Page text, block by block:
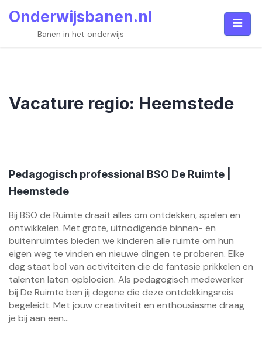
Onderwijsbanen.nl
Banen in het onderwijs
Vacature regio: Heemstede
Pedagogisch professional BSO De Ruimte |
Heemstede
Bij BSO de Ruimte draait alles om ontdekken, spelen en
ontwikkelen. Met grote, uitnodigende binnen- en
buitenruimtes bieden we kinderen alle ruimte om hun
eigen weg te vinden en nieuwe dingen te proberen. Elke
dag staat bol van activiteiten die de fantasie prikkelen en
talenten laten opbloeien. Als pedagogisch medewerker
bij De Ruimte ben jij degene die deze ontdekkingsreis
begeleidt. Met jouw creativiteit en enthousiasme draag
je bij aan een...